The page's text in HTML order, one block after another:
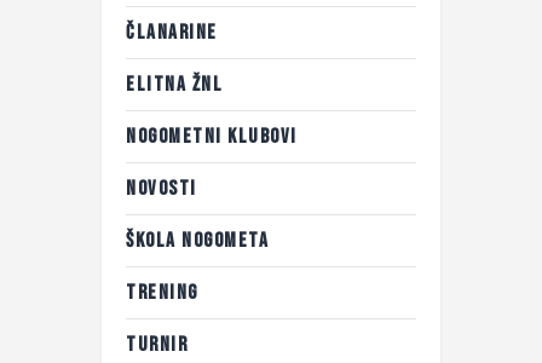
ČLANARINE
ELITNA ŽNL
NOGOMETNI KLUBOVI
NOVOSTI
ŠKOLA NOGOMETA
TRENING
TURNIR